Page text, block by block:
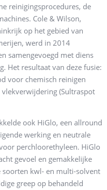
reinigingsprocedures, de
Cole & Wilson,
op het gebied van
werd in 2014
samengevoegd met diens
Het resultaat van deze fusie:
voor chemisch reinigen
vlekverwijdering (Sultraspot
ook HiGlo, een allround
werking en neutrale
perchloorethyleen. HiGlo
gevoel en gemakkelijke
kwl- en multi-solvent
greep op behandeld